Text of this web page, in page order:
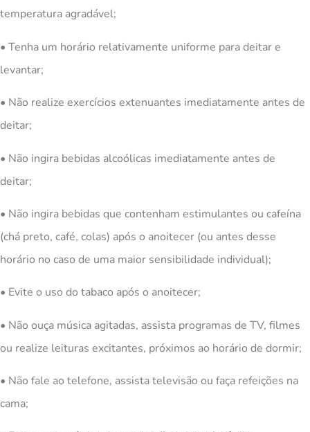
temperatura agradável;
• Tenha um horário relativamente uniforme para deitar e
levantar;
• Não realize exercícios extenuantes imediatamente antes de
deitar;
• Não ingira bebidas alcoólicas imediatamente antes de
deitar;
• Não ingira bebidas que contenham estimulantes ou cafeína
(chá preto, café, colas) após o anoitecer (ou antes desse
horário no caso de uma maior sensibilidade individual);
• Evite o uso do tabaco após o anoitecer;
• Não ouça música agitadas, assista programas de TV, filmes
ou realize leituras excitantes, próximos ao horário de dormir;
• Não fale ao telefone, assista televisão ou faça refeições na
cama;